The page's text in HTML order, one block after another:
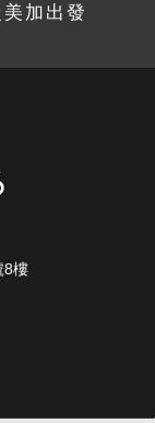
加出發
8樓